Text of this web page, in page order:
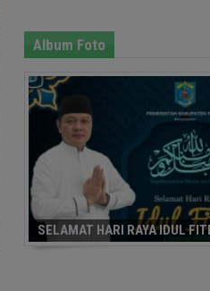
Album Foto
SELAMAT HARI RAYA IDUL